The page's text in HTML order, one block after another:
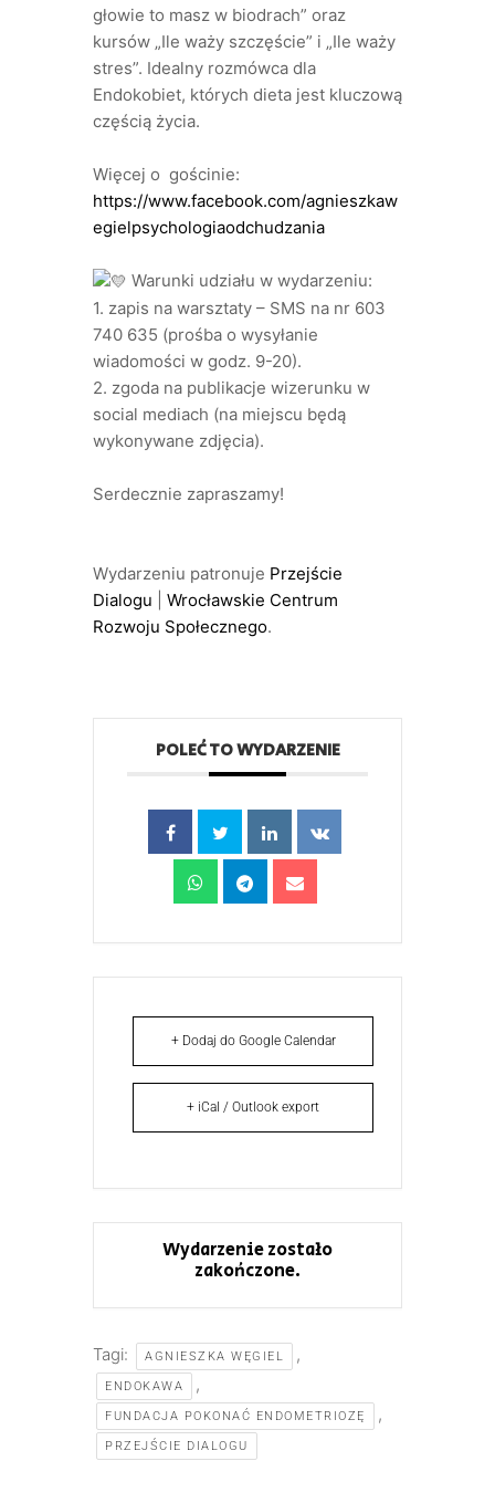
głowie to masz w biodrach” oraz
kursów „Ile waży szczęście” i „Ile waży
stres”. Idealny rozmówca dla
Endokobiet, których dieta jest kluczową
częścią życia.
Więcej o gościnie:
https://www.facebook.com/agnieszkaw
egielpsychologiaodchudzania
Warunki udziału w wydarzeniu:
1. zapis na warsztaty – SMS na nr 603
740 635 (prośba o wysyłanie
wiadomości w godz. 9-20).
2. zgoda na publikacje wizerunku w
social mediach (na miejscu będą
wykonywane zdjęcia).
Serdecznie zapraszamy!
Wydarzeniu patronuje Przejście
Dialogu
Wrocławskie Centrum
Rozwoju Społecznego.
POLEĆ TO WYDARZENIE
+ Dodaj do Google Calendar
+ iCal / Outlook export
Wydarzenie zostało
zakończone.
Tagi: AGNIESZKA WĘGIEL ,
ENDOKAWA ,
FUNDACJA POKONAĆ ENDOMETRIOZĘ ,
PRZEJŚCIE DIALOGU